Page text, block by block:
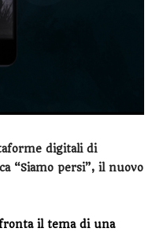
digitali di
“Siamo persi”, il nuovo
il tema di una